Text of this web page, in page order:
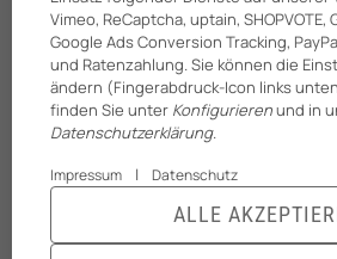
Batteriegesetzhinweise
Vimeo, ReCaptcha, uptain,
Google Ads Conversion Tracking,
und Ratenzahlung. Sie können die
ändern (Fingerabdruck-Icon links
finden Sie unter Konfigurierenund in
Datenschutzerklärung.
Impressum | Datenschutz
ALLE